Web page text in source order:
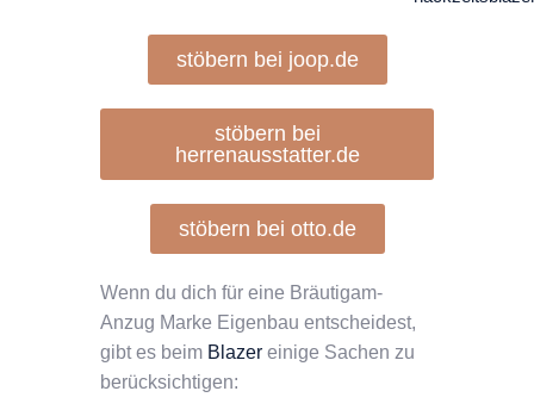
stöbern bei joop.de
stöbern bei
herrenausstatter.de
stöbern bei otto.de
Wenn du dich für eine Bräutigam-
Anzug Marke Eigenbau entscheidest,
gibt es beim Blazer einige Sachen zu
berücksichtigen: